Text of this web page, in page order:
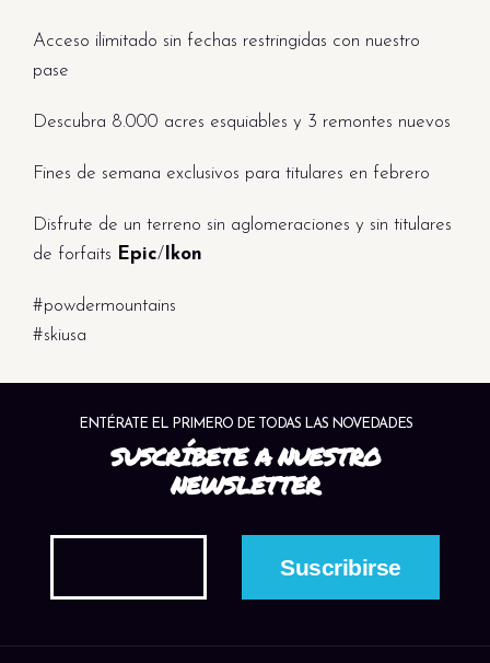
Acceso ilimitado sin fechas restringidas con nuestro
pase
Descubra 8.000 acres esquiables y 3 remontes nuevos
Fines de semana exclusivos para titulares en febrero
Disfrute de un terreno sin aglomeraciones y sin titulares
de forfaits Epic/ Ikon
#powdermountains
#skiusa
ENTÉRATE EL PRIMERO DE TODAS LAS NOVEDADES
SUSCRÍBETE A NUESTRO
NEWSLETTER